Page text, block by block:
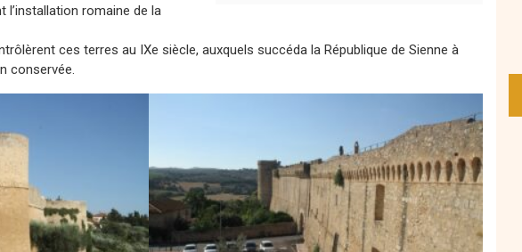
l’installation romaine de la
ces terres au IXe siècle, auxquels succéda la République de Sienne à
conservée.